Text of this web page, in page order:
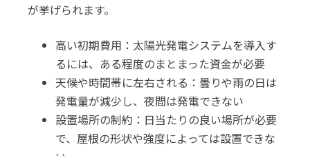
が挙げられます。
高い初期費用：太陽光発電システムを導入す
るには、ある程度のまとまった資金が必要
天候や時間帯に左右される：曇りや雨の日は
発電量が減少し、夜間は発電できない
設置場所の制約：日当たりの良い場所が必要
で、屋根の形状や強度によっては設置できな